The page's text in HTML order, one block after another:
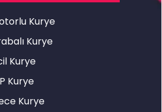
Kurye
Kurye
Kurye
Kurye
Kurye